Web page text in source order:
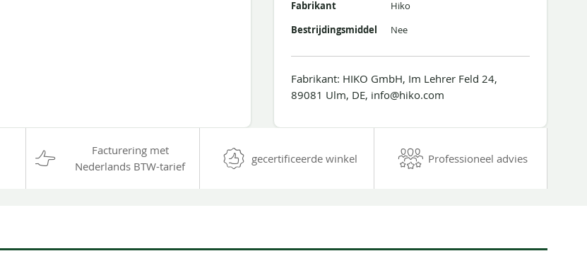
Fabrikant
Hiko
Bestrijdingsmiddel
Nee
Fabrikant: HIKO GmbH, Im Lehrer Feld 24,
89081 Ulm, DE, info@hiko.com
Facturering met
Nederlands BTW-tarief
gecertificeerde winkel Professioneel advies